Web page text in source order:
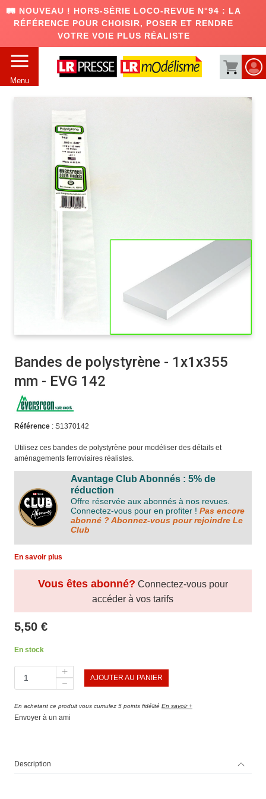
🛤️ NOUVEAU ! HORS-SÉRIE LOCO-REVUE N°94 : LA
RÉFÉRENCE POUR CHOISIR, POSER ET RENDRE
VOTRE VOIE PLUS RÉALISTE
Menu
Bandes de polystyrène - 1x1x355
mm - EVG 142
Référence: S1370142
Utilisez ces bandes de polystyrène pour modéliser des détails et
aménagements ferroviaires réalistes.
Avantage Club Abonnés : 5% de
réduction
Offre réservée aux abonnés à nos revues.
Connectez-vous pour en profiter ! Pas encore
abonné ? Abonnez-vous pour rejoindre Le
Club
En savoir plus
5,50 €
En stock
Vous êtes abonné? Connectez-vous pour
accéder à vos tarifs
AJOUTER AU PANIER
En achetant ce produit vous cumulez 5 points fidélité En savoir +
Envoyer à un ami
Description